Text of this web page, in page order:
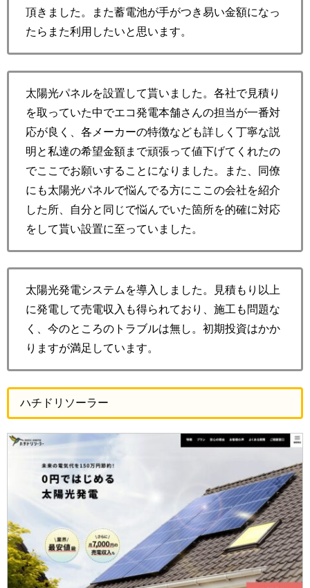
頂きました。また蓄電池が手がつき易い金額になっ
たらまた利用したいと思います。
太陽光パネルを設置して貰いました。各社で見積り
を取っていた中でエコ発電本舗さんの担当が一番対
応が良く、各メーカーの特徴なども詳しく丁寧な説
明と私達の希望金額まで頑張って値下げてくれたの
でここでお願いすることになりました。また、同僚
にも太陽光パネルで悩んでる方にここの会社を紹介
した所、自分と同じで悩んでいた箇所を的確に対応
をして貰い設置に至っていました。
太陽光発電システムを導入しました。見積もり以上
に発電して売電収入も得られており、施工も問題な
く、今のところのトラブルは無し。初期投資はかか
りますが満足しています。
ハチドリソーラー